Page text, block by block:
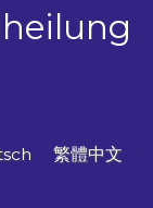
繁體中文